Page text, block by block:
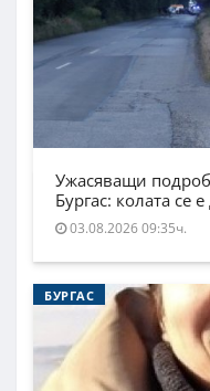
Ужасяващи
Бургас: колата се
03.08.2026 09:35ч.
БУРГАС